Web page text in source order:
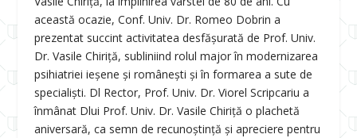
această ocazie, Conf. Univ. Dr. Romeo Dobrin a
prezentat succint activitatea desfășurată de Prof. Univ.
Dr. Vasile Chiriță, subliniind rolul major în modernizarea
psihiatriei ieșene și românești și în formarea a sute de
specialiști. Dl Rector, Prof. Univ. Dr. Viorel Scripcariu a
înmânat Dlui Prof. Univ. Dr. Vasile Chiriță o plachetă
aniversară, ca semn de recunoștință și apreciere pentru